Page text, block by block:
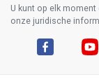
U kunt op elk
onze juridische